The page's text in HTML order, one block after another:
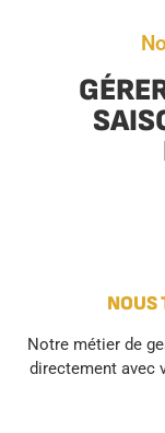
NOUS
Notre métier de
directement avec